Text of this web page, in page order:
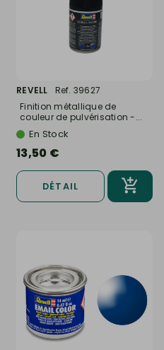
REVELL
Ref. 39627
Finition métallique de
couleur de pulvérisation -...
En Stock
13,50 €
DÉTAIL